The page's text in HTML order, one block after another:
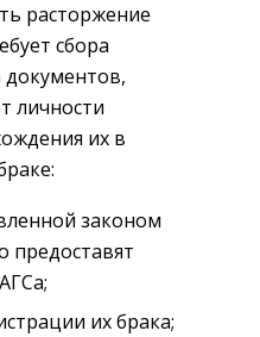
расторжение
сбора
личности
их в
законом
предоставят
их брака;